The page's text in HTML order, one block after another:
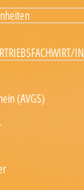
IN
(AVGS)